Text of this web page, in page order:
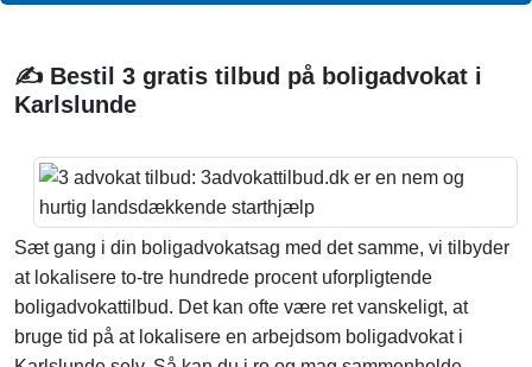
✍️ Bestil 3 gratis tilbud på boligadvokat i
Karlslunde
Sæt gang i din boligadvokatsag med det samme, vi tilbyder
at lokalisere to-tre hundrede procent uforpligtende
boligadvokattilbud. Det kan ofte være ret vanskeligt, at
bruge tid på at lokalisere en arbejdsom boligadvokat i